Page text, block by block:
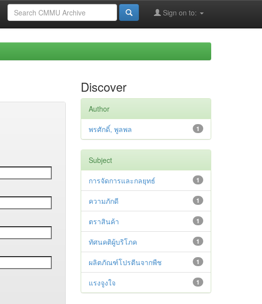
Sign on to:
Discover
Author
1
พรศักดิ์, พูลพล
Subject
1
การจัดการและกลยุทธ์
1
ความภักดี
1
ตราสินค้า
1
ทัศนคติผู้บริโภค
1
ผลิตภัณฑ์โปรตีนจากพืช
1
แรงจูงใจ